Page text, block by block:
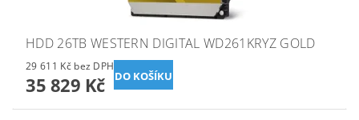
HDD 26TB WESTERN DIGITAL WD261KRYZ GOLD
29 611 Kč bez DPH
35 829 Kč